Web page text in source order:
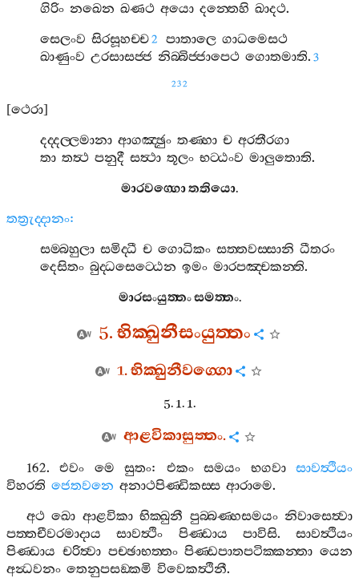
ගිරිං නඛෙන ඛණථ අයො දන‍්තෙහි ඛාදථ.
සෙලංව සිරසූහච‍්ච2 පාතාලෙ ගාධමෙසථ
ඛාණුංව උරසාසජ‍්ජ නිබ‍්බිජ‍්ජාපෙථ ගොතමාති. 3
232
[ථෙරා]
දද‍්දල‍්ලමානා ආගඤ‍්ඡුං තණ‍්හා ච අරතීරගා
තා තත්‍ථ පනුදී සත්‍ථා තූලං භට‍්ඨංව මාලුතොති.
මාරවග‍්ගොතතියො.
තත්‍රුද‍්දානං:
සම‍්බහුලා සමිද‍්ධී ච ගොධිකං සත‍්තවස‍්සානි ධීතරං
දෙසිතං බුද‍්ධසෙට‍්ඨෙන ඉමං මාරපඤ‍්චකන‍්ති.
මාරසංයුත‍්තංසමත‍්තං.
5.භික‍්ඛුනීසංයුත‍්තං
1.භික‍්ඛුනීවග‍්ගො
5. 1. 1.
ආළවිකාසුත‍්තං.
162.එවං මෙ සුතං: එකං සමයං භගවා
සාවත්‍ථියං
විහරති ජෙතවනෙ අනාථපිණ‍්ඩිකස‍්ස ආරාමෙ.
අථ ඛො ආළවිකා භික‍්ඛුනී පුබ‍්බණ‍්හසමයං නිවාසෙත්‍වා
පත‍්තචීවරමාදාය
සාවත්‍ථිං පිණ‍්ඩාය පාවිසි. සාවත්‍ථියං
පිණ‍්ඩාය චරිත්‍වා පච‍්ඡාභත‍්තං පිණ‍්ඩපාතපටික‍්කන‍්තා යෙන
අන්‍ධවනං තෙනුපසඞ‍්කමි විවෙකත්‍ථිනී.